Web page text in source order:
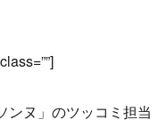
ンヌ」のツッコミ担当